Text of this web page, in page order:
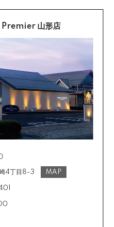
後着払いでお送りくださ
はこちら
い 【無金利で最大
、お手続き用のURLをEメ
てお送りいたします。必要
をお願いいたします。分割
中からお選びいただきま
ですのでご希望のお客様は
ください。※ショッピングク
山形店
4丁目8-3 MAP